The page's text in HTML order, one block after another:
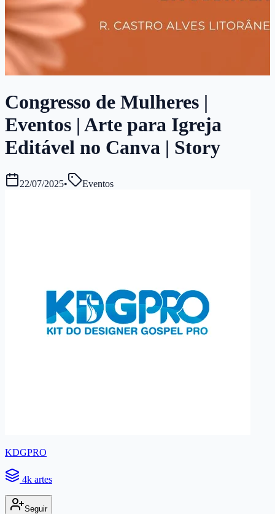
Congresso de Mulheres |
Eventos | Arte para Igreja
Editável no Canva | Story
22/07/2025• Eventos
KDGPRO
4k artes
Seguir